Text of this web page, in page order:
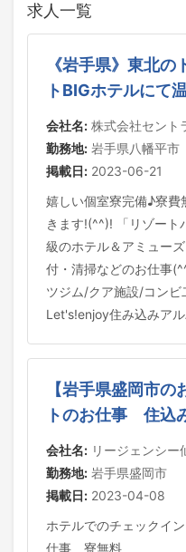
求人一覧
《岩手県》東北
トBIGホテルにて
会社名: 株式会社セント
勤務地: 岩手県八幡平市
掲載日: 2023-06-21
嬉しい個室寮完備♪寮
きます!(^^)! 「リゾー
級のホテル＆アミュー
付・清掃などのお仕事
ツジム/クア施設/コン
Let's!enjoy住み込みア
【岩手県盛岡市
トのお仕事 住込
会社名: リージェンシー
勤務地: 岩手県盛岡市
掲載日: 2023-04-08
ホテルでのチェックイ
仕事 寮無料